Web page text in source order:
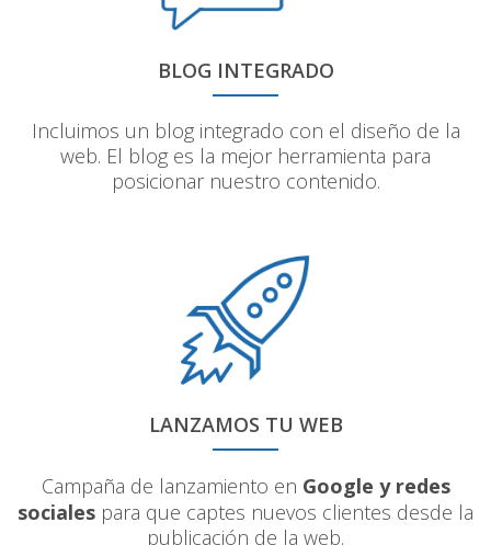
BLOG INTEGRADO
Incluimos un blog integrado con el diseño de la
web. El blog es la mejor herramienta para
posicionar nuestro contenido.
LANZAMOS TU WEB
Campaña de lanzamiento en Google y redes
sociales para que captes nuevos clientes desde la
publicación de la web.